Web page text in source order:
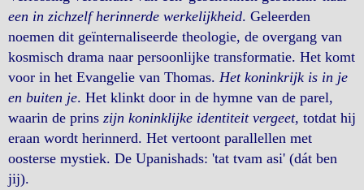
een in zichzelf herinnerde werkelijkheid. Geleerden
noemen dit geïnternaliseerde theologie, de overgang van
kosmisch drama naar persoonlijke transformatie. Het komt
voor in het Evangelie van Thomas. Het koninkrijk is in je
en buiten je. Het klinkt door in de hymne van de parel,
waarin de prins zijn koninklijke identiteit vergeet, totdat hij
eraan wordt herinnerd. Het vertoont parallellen met
oosterse mystiek. De Upanishads: 'tat tvam asi' (dát ben
jij).